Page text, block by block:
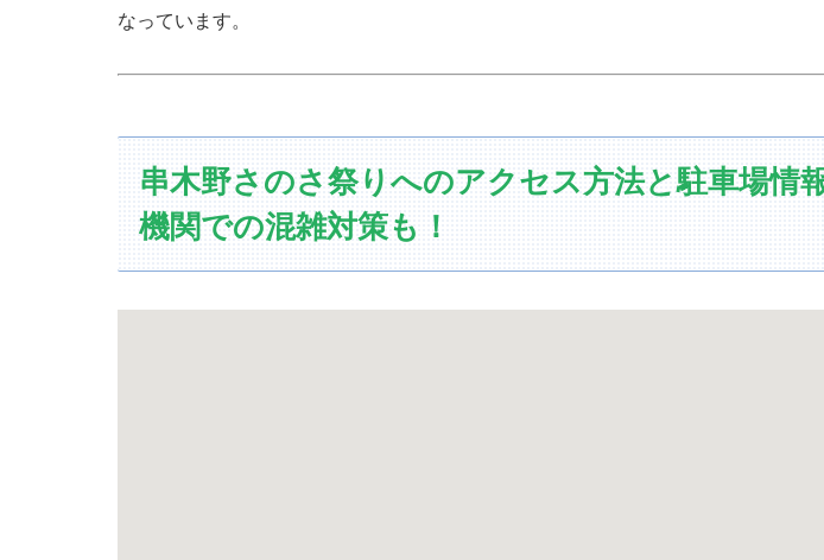
なっています。
串木野さのさ祭りへのアクセス方法と駐車場情
機関での混雑対策も！